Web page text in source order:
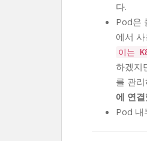
다.
Pod은
에서
이는
하겠지
를 관
에 연
Pod 내